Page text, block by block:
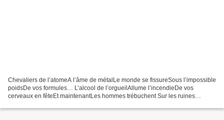
Chevaliers de l’atomeA l’âme de métalLe monde se fissureSous l’impossible
poidsDe vos formules… L’alcool de l’orgueilAllume l’incendieDe vos
cerveaux en fêteEt maintenantLes hommes trébuchent Sur les ruines